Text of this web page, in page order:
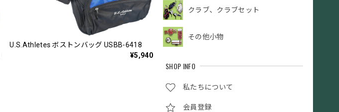
クラブ、クラブセット
その他小物
SHOP INFO
私たちについて
会員登録
U.S.Athletes ボストンバッグ USBB-6418
¥5,940